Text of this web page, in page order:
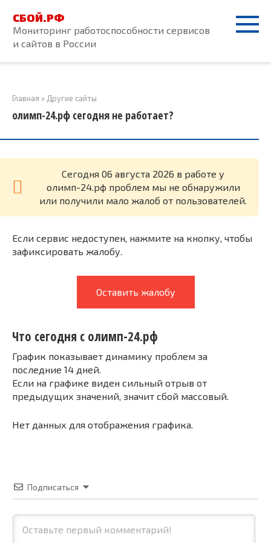
контенту
СБОЙ.РФ
Мониторинг работоспособности сервисов
и сайтов в России
Главная » Другие сайты
олимп-24.рф сегодня не работает?
Cегодня 06 августа 2026 в работе у
олимп-24.рф проблем мы не обнаружили
или получили мало жалоб от пользователей.
Если сервис недоступен, нажмите на кнопку, чтобы
зафиксировать жалобу.
Оставить жалобу
Что сегодня с олимп-24.рф
График показывает динамику проблем за
последние 14 дней.
Если на графике виден сильный отрыв от
предыдущих значений, значит сбой массовый.
Нет данных для отображения графика.
Подписаться